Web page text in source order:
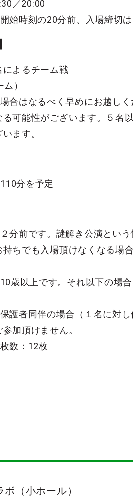
／20:00
始時刻の20分前、入場締切は
によるチーム戦
）
合はなるべく早めにお越し
る可能性がございます。５名
ます。
分を予定
分前です。謎解き公演とい
持ちでも入場頂けなくなる場
歳以上です。それ以下の場
護者同伴の場合（１名に対
加頂けません。
数：12枚
（小ホール）